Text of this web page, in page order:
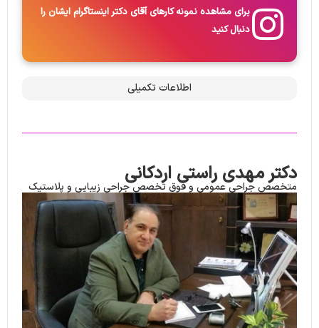
برای مشاهده نمونه کارهای آقای دکتر اینستاگرام ایشان را
دنبال کنید
اطلاعات تکمیلی
دکتر مهدی راستی اردکانی
متخصص جراحی عمومی و فوق تخصص جراحی زیبایی و پلاستیک